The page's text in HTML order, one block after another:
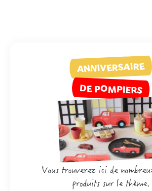
ANNIVERSAIRE
DE POMPIERS
Vous trouverez ici de
produits sur le thème.